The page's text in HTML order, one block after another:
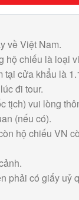
về Việt Nam.
chiếu là loại
cửa khẩu là
đi tour.
tịch) vui lòng
(nếu có).
hộ chiếu VN
phải có giấy uỷ